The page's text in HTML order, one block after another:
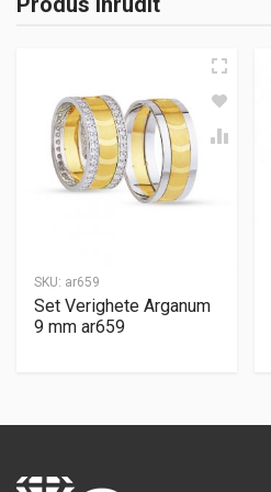
SKU: ar659
Set Verighete Arganum
9 mm ar659